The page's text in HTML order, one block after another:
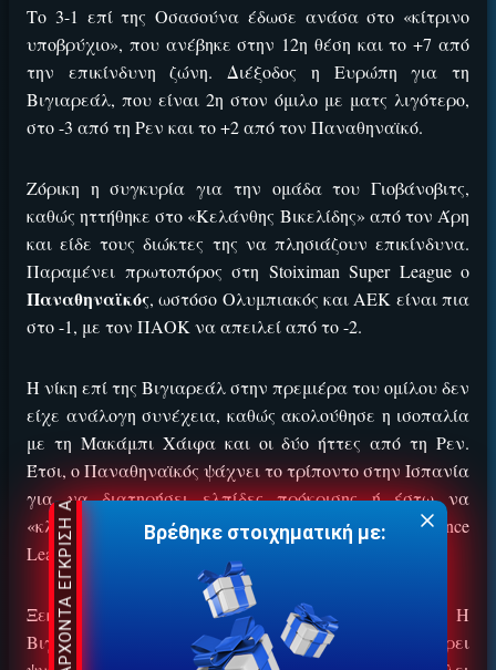
Το 3-1 επί της Οσασούνα έδωσε ανάσα στο «κίτρινο
υποβρύχιο», που ανέβηκε στην 12η θέση και το +7 από
την επικίνδυνη ζώνη. Διέξοδος η Ευρώπη για τη
Βιγιαρεάλ, που είναι 2η στον όμιλο με ματς λιγότερο,
στο -3 από τη Ρεν και το +2 από τον Παναθηναϊκό.
Ζόρικη η συγκυρία για την ομάδα του Γιοβάνοβιτς,
καθώς ηττήθηκε στο «Κελάνθης Βικελίδης» από τον Άρη
και είδε τους διώκτες της να πλησιάζουν επικίνδυνα.
Παραμένει πρωτοπόρος στη Stoiximan Super League ο
Παναθηναϊκός, ωστόσο Ολυμπιακός και ΑΕΚ είναι πια
στο -1, με τον ΠΑΟΚ να απειλεί από το -2.
Η νίκη επί της Βιγιαρεάλ στην πρεμιέρα του ομίλου δεν
είχε ανάλογη συνέχεια, καθώς ακολούθησε η ισοπαλία
με τη Μακάμπι Χάιφα και οι δύο ήττες από τη Ρεν.
Έτσι, ο Παναθηναϊκός ψάχνει το τρίποντο στην Ισπανία
για να διατηρήσει ελπίδες πρόκρισης ή έστω να
«κλειδώσει» την 3η θέση και τη συνέχεια στο Conference
League.
Ξεκάθαρα είναι τα δεδομένα της αναμέτρησης. Η
Βιγιαρεάλ θέλει να χτίσει μομέντουμ και να πάρει
ΕΓΚΡΙΣΗ ΑΠΟ ΑΡΧΟΝΤΑ ΕΓΚΡΙΣΗ ΑΠΟ ΑΡΧΟΝΤΑ Βρέθηκε στοιχηματική με: